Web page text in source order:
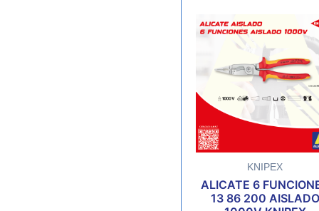
KNIPEX
ALICATE 6
13 86 200 AISLADO